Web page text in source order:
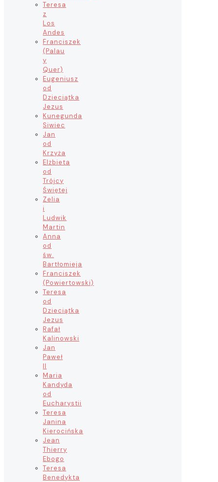
Teresa
z
Los
Andes
Franciszek
(Palau
y
Quer)
Eugeniusz
od
Dzieciątka
Jezus
Kunegunda
Siwiec
Jan
od
Krzyża
Elżbieta
od
Trójcy
Świętej
Zelia
i
Ludwik
Martin
Anna
od
św.
Bartłomieja
Franciszek
(Powiertowski)
Teresa
od
Dzieciątka
Jezus
Rafał
Kalinowski
Jan
Paweł
II
Maria
Kandyda
od
Eucharystii
Teresa
Janina
Kierocińska
Jean
Thierry
Ebogo
Teresa
Benedykta